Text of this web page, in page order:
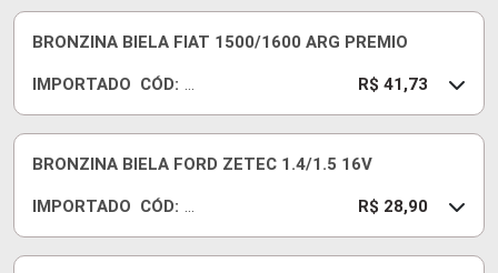
04
33
BRONZINA BIELA FIAT 1500/1600 ARG PREMIO
IMPORTADO CÓD: R
B
26
10
R$ 41,73
BRONZINA BIELA FORD ZETEC 1.4/1.5 16V
IMPORTADO CÓD: R
B
R$ 28,90